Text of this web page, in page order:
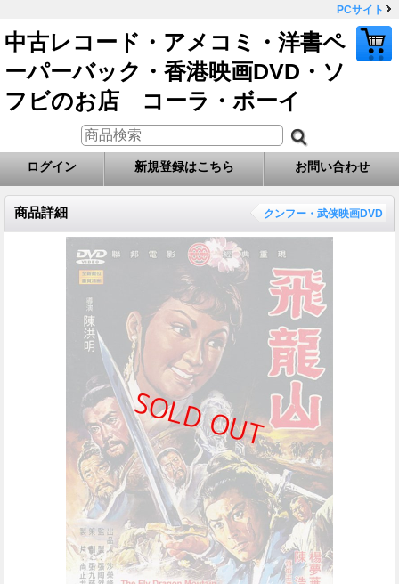
PCサイト
中古レコード・アメコミ・洋書ペ
ーパーバック・香港映画DVD・ソ
フビのお店 コーラ・ボーイ
ログイン 新規登録はこちら お問い合わせ
商品詳細 クンフー・武侠映画DVD